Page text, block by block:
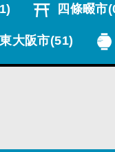
四條畷市
東大阪市(51)